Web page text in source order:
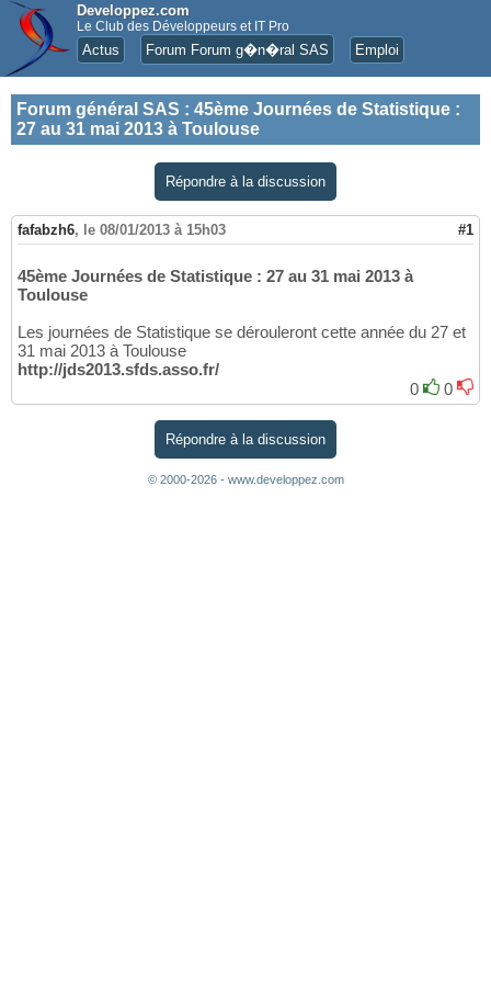
Developpez.com
Le Club des Développeurs et IT Pro
Actus Forum Forum g�n�ral SAS Emploi
Forum général SAS : 45ème Journées de Statistique :
27 au 31 mai 2013 à Toulouse
Répondre à la discussion
fafabzh6, le 08/01/2013 à 15h03 #1
45ème Journées de Statistique : 27 au 31 mai 2013 à
Toulouse
Les journées de Statistique se dérouleront cette année du 27 et
31 mai 2013 à Toulouse
http://jds2013.sfds.asso.fr/
0
0
Répondre à la discussion
© 2000-2026 - www.developpez.com